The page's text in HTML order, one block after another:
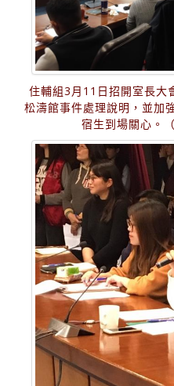
住輔組3月11日招開室長大
松濤館事件處理說明，並加
宿生到場關心。